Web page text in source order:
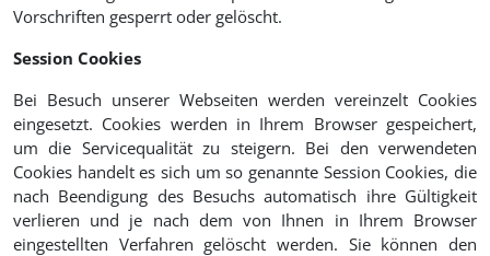
Vorschriften gesperrt oder gelöscht.
Session Cookies
Bei Besuch unserer Webseiten werden vereinzelt Cookies
eingesetzt. Cookies werden in Ihrem Browser gespeichert,
um die Servicequalität zu steigern. Bei den verwendeten
Cookies handelt es sich um so genannte Session Cookies, die
nach Beendigung des Besuchs automatisch ihre Gültigkeit
verlieren und je nach dem von Ihnen in Ihrem Browser
eingestellten Verfahren gelöscht werden. Sie können den